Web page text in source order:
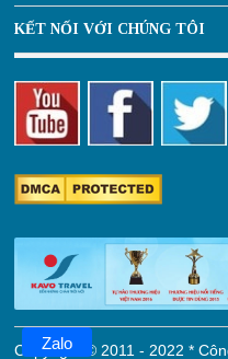
KẾT NỐI VỚI CHÚNG TÔI
Copyright © 2011 - 2022 *
Zalo